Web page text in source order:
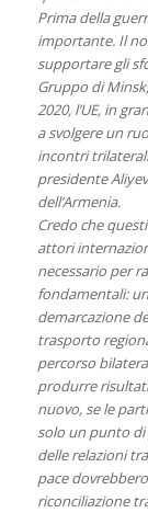
Prima della
importante. Il
supportare gli
Gruppo di
2020, l’UE, in
a svolgere un
incontri
presidente
dell’Armenia.
Credo che
attori
necessario per
fondamentali:
demarcazione
trasporto
percorso
produrre
nuovo, se le
solo un punto di
delle relazioni
pace
riconciliazione